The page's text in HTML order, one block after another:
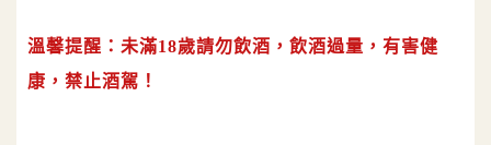
溫馨提醒：未滿18歲請勿飲酒，飲酒過量，有害健
康，禁止酒駕！